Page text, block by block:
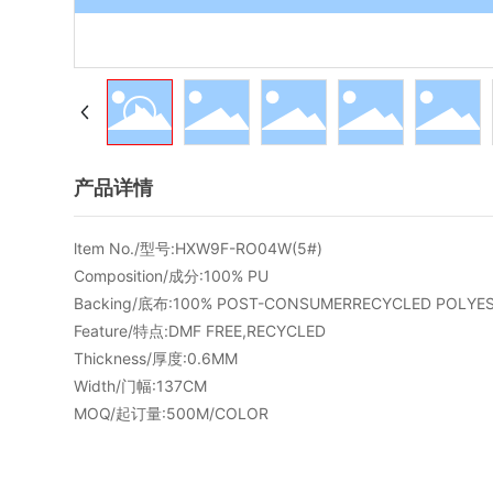
产品详情
ltem No./型号:HXW9F-RO04W(5#)
Composition/成分:100% PU
Backing/底布:100% POST-CONSUMERRECYCLED
Feature/特点:DMF FREE,RECYCLED
Thickness/厚度:0.6MM
Width/门幅:137CM
MOQ/起订量:500M/COLOR